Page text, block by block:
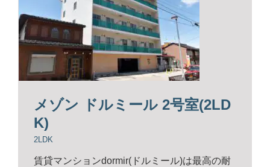
メゾン ドルミール 2号室(2LD
K)
2LDK
賃貸マンションdormir(ドルミール)は最高の耐